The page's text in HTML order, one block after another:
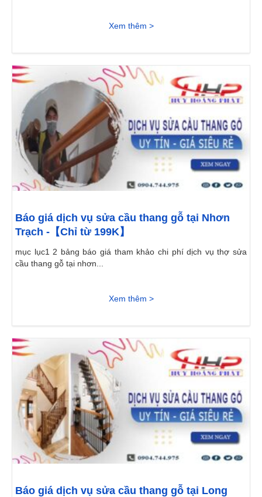
Xem thêm >
Báo giá dịch vụ sửa cầu thang gỗ tại Nhơn
Trạch -【Chỉ từ 199K】
mục lục1 2 bảng báo giá tham khảo chi phí dịch vụ thợ sửa
cầu thang gỗ tại nhơn...
Xem thêm >
Báo giá dịch vụ sửa cầu thang gỗ tại Long